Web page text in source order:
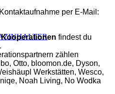
per E-Mail:
findest du
zählen
Otto, bloomon.de, Dyson,
Werkstätten, Wesco,
Noah Living, No Wodka